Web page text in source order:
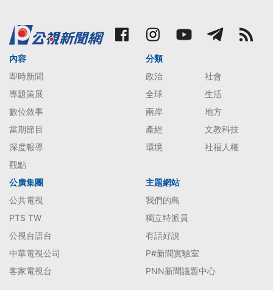
內容
即時新聞
專題策展
數位敘事
當期節目
深度報導
觀點
分類
政治
社會
全球
生活
兩岸
地方
產經
文教科技
環境
社福人權
公廣集團
公共電視
PTS TW
公視台語台
中華電視公司
客家電視台
主題網站
我們的島
獨立特派員
有話好說
P#新聞實驗室
PNN新聞議題中心